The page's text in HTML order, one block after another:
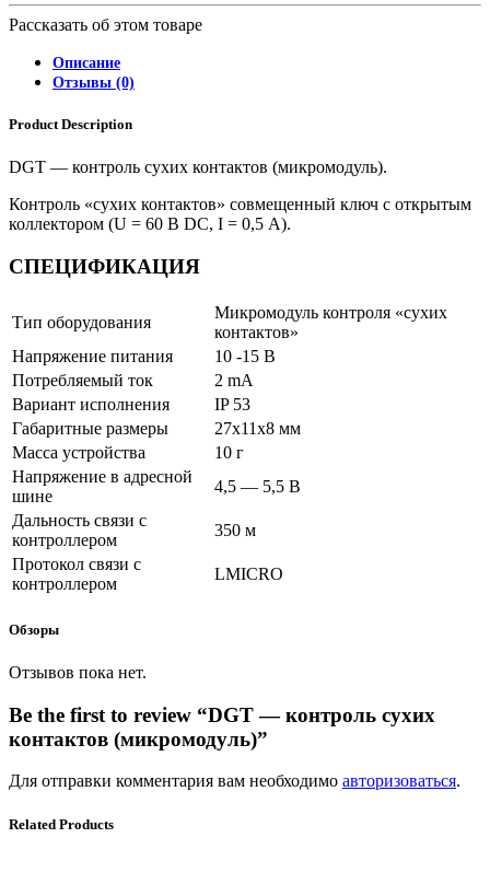
Рассказать об этом товаре
Описание
Отзывы (0)
Product Description
DGT — контроль сухих контактов (микромодуль).
Контроль «сухих контактов» совмещенный ключ с открытым
коллектором (U = 60 В DC, I = 0,5 А).
СПЕЦИФИКАЦИЯ
Тип оборудования
Микромодуль контроля «сухих
контактов»
Напряжение питания
10 -15 В
Потребляемый ток
2 mА
Вариант исполнения
IP 53
Габаритные размеры
27x11x8 мм
Масса устройства
10 г
Напряжение в адресной
шине
4,5 — 5,5 В
Дальность связи с
контроллером
350 м
Протокол связи с
контроллером
LMICRO
Обзоры
Отзывов пока нет.
Be the first to review “DGT — контроль сухих
контактов (микромодуль)”
Для отправки комментария вам необходимо авторизоваться.
Related Products